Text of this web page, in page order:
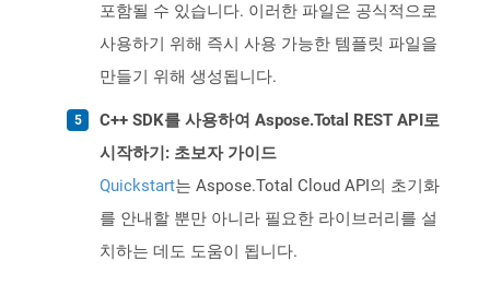
포함될 수 있습니다. 이러한 파일은 공식적으로
사용하기 위해 즉시 사용 가능한 템플릿 파일을
만들기 위해 생성됩니다.
C++ SDK를 사용하여 Aspose.Total REST API로
시작하기: 초보자 가이드
Quickstart는 Aspose.Total Cloud API의 초기화
를 안내할 뿐만 아니라 필요한 라이브러리를 설
치하는 데도 도움이 됩니다.